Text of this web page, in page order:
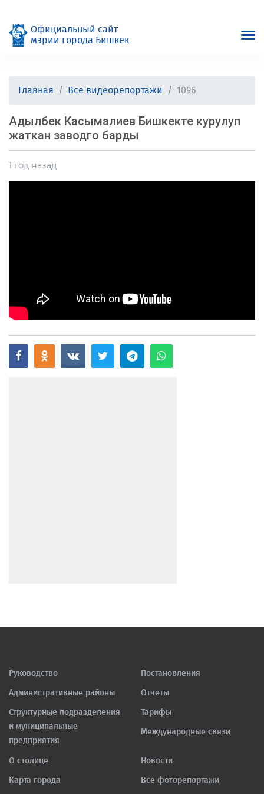
Официальный сайт
мэрии города Бишкек
Главная Все видеорепортажи 1096
Адылбек Касымалиев Бишкекте курулуп
жаткан заводго барды
1 год назад
Руководство
Административные районы
Структурные подразделения
и муниципальные
предприятия
Постановления
Отчеты
Тарифы
Международные связи
О столице
Карта города
Новости
Все фоторепортажи